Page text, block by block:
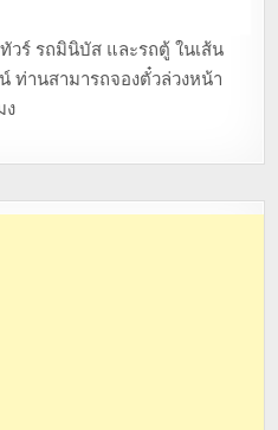
วร์ รถมินิบัส และรถตู้ ในเส้น
ท่านสามารถจองตั๋วล่วงหน้า
ง